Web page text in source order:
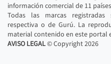
información comercial de 11
Todas las marcas
respectiva o de Gurú. La
material contenido en este portal
AVISO LEGAL© Copyright2026